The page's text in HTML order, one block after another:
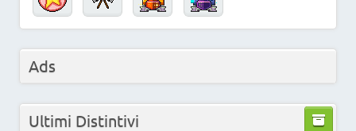
Ads
Ultimi Distintivi